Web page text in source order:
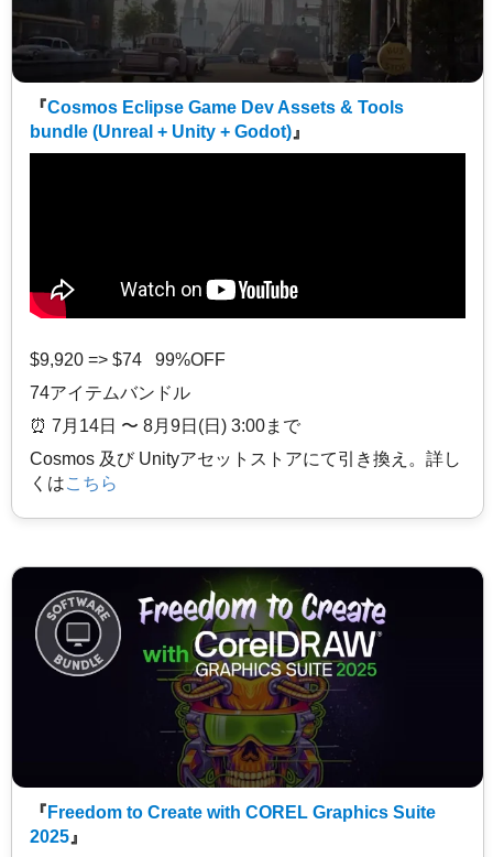
『Cosmos Eclipse Game Dev Assets & Tools
bundle (Unreal + Unity + Godot) 』
$9,920 => $74 99%OFF
74アイテムバンドル
⏰️ 7月14日 〜 8月9日(日) 3:00まで
Cosmos 及び Unityアセットストアにて引き換え。詳し
くはこちら
『 Freedom to Create with COREL Graphics Suite
2025 』